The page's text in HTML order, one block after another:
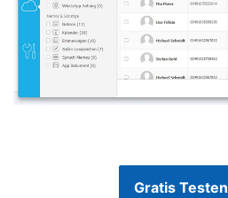
Gratis Testen